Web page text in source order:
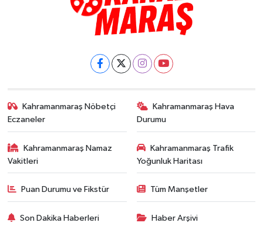
Kahramanmaraş Nöbetçi
Eczaneler
Kahramanmaraş Hava
Durumu
Kahramanmaraş Namaz
Vakitleri
Kahramanmaraş Trafik
Yoğunluk Haritası
Puan Durumu ve Fikstür Tüm Manşetler
Son Dakika Haberleri Haber Arşivi